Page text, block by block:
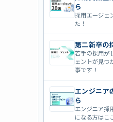
ら
採用エージェ
た！
第二新卒の
若手の採用が
ェントが見つ
事です！
エンジニア
ら
エンジニア採
になる方はこ